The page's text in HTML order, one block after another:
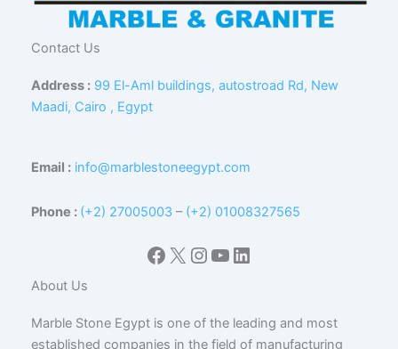
Contact Us
Address : 99 El-Aml buildings, autostroad Rd, New
Maadi, Cairo , Egypt
Email : info@marblestoneegypt.com
Phone : (+2) 27005003 – (+2) 01008327565
Facebook
X Instagram
YouTube
LinkedIn
About Us
Marble Stone Egypt is one of the leading and most
established companies in the field of manufacturing